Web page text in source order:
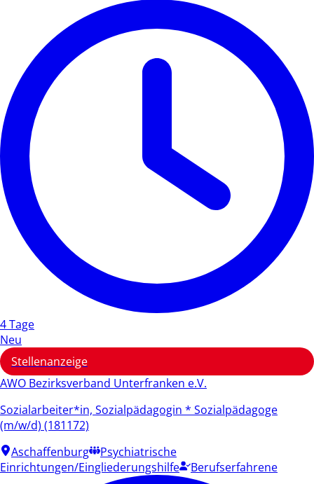
4 Tage
Neu
Stellenanzeige
AWO Bezirksverband Unterfranken e.V.
Sozialarbeiter*in, Sozialpädagogin * Sozialpädagoge
(m/w/d) (181172)
Aschaffenburg
Psychiatrische
Einrichtungen/Eingliederungshilfe
Berufserfahrene